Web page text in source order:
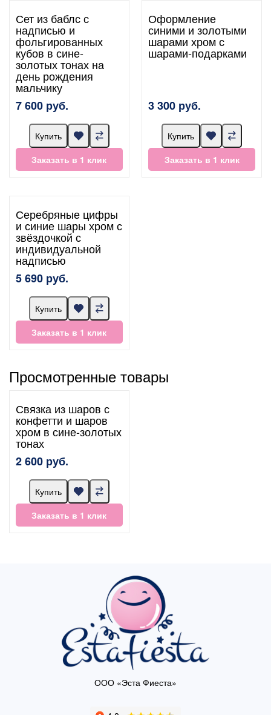
Сет из баблс с
надписью и
фольгированных
кубов в сине-
золотых тонах на
день рождения
мальчику
7 600 руб.
Купить
Заказать в 1 клик
Оформление
синими и золотыми
шарами хром с
шарами-подарками
3 300 руб.
Купить
Заказать в 1 клик
Серебряные цифры
и синие шары хром с
звёздочкой с
индивидуальной
надписью
5 690 руб.
Купить
Заказать в 1 клик
Просмотренные товары
Связка из шаров с
конфетти и шаров
хром в сине-золотых
тонах
2 600 руб.
Купить
Заказать в 1 клик
ООО «Эста Фиеста»